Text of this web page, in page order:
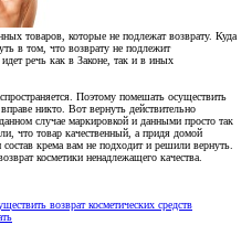
товаров, которые не подлежат возврату. Куда
в том, что возврату не подлежит
речь как в Законе, так и в иных
Поэтому помешать осуществить
никто. Вот вернуть действительно
случае маркировкой и данными просто так
что товар качественный, а придя домой
крема вам не подходит и решили вернуть.
косметики ненадлежащего качества.
возврат косметических средств